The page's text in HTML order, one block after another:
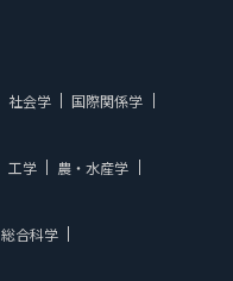
社会学
国際関係学
工学
農・水産学
総合科学